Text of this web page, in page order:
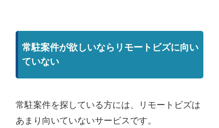
常駐案件が欲しいならリモートビズに向い
ていない
常駐案件を探している方には、リモートビズは
あまり向いていないサービスです。